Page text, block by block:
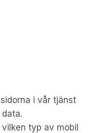
i vår tjänst
typ av mobil